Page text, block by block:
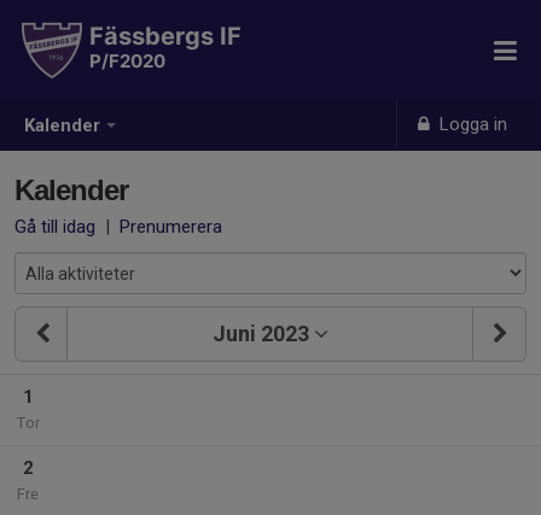
Kalender Logga in
Fässbergs IF
P/F2020
Kalender
Gå till idag | Prenumerera
Juni 2023
1
Tor
2
Fre